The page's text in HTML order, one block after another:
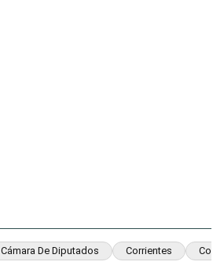
Cámara De Diputados Corrientes